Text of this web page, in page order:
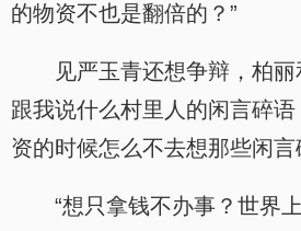
的物资不也是翻倍的？”
见严玉青还想争辩，柏丽
跟我说什么村里人的闲言碎
资的时候怎么不去想那些闲言
“想只拿钱不办事？世界